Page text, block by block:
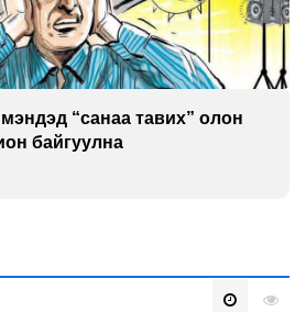
“санаа тавих” олон
байгуулна